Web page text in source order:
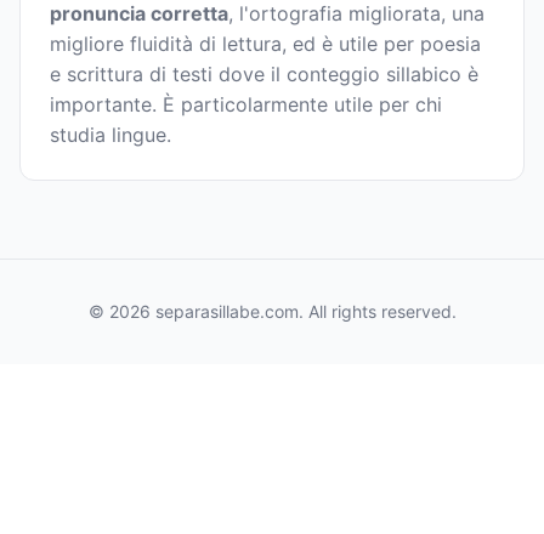
pronuncia corretta, l'ortografia migliorata, una
migliore fluidità di lettura, ed è utile per poesia
e scrittura di testi dove il conteggio sillabico è
importante. È particolarmente utile per chi
studia lingue.
© 2026 separasillabe.com. All rights reserved.